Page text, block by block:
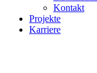
Kontakt
Projekte
Karriere